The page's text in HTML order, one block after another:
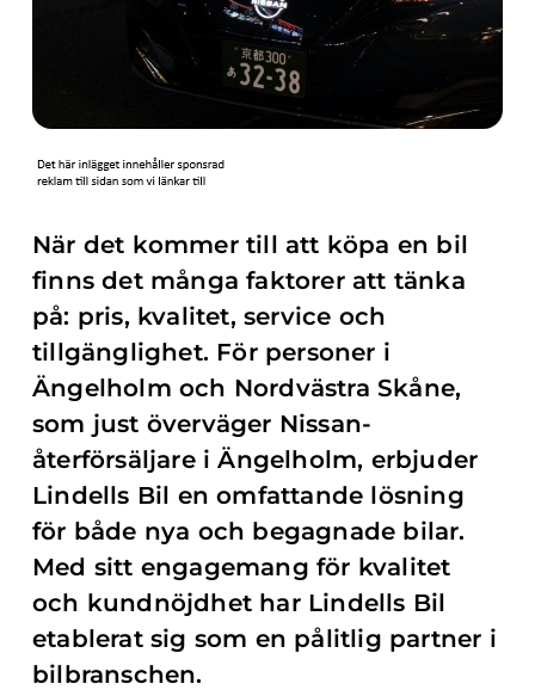
När det kommer till att köpa en bil
finns det många faktorer att tänka
på: pris, kvalitet, service och
tillgänglighet. För personer i
Ängelholm och Nordvästra Skåne,
som just överväger Nissan-
återförsäljare i Ängelholm, erbjuder
Lindells Bil en omfattande lösning
för både nya och begagnade bilar.
Med sitt engagemang för kvalitet
och kundnöjdhet har Lindells Bil
etablerat sig som en pålitlig partner i
bilbranschen.